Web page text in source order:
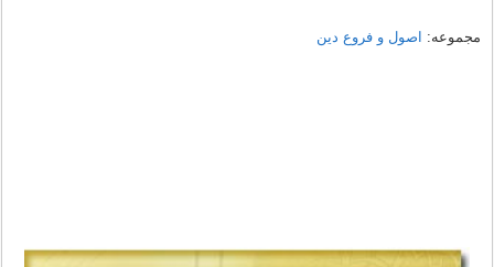
مجموعه: اصول و فروع دین